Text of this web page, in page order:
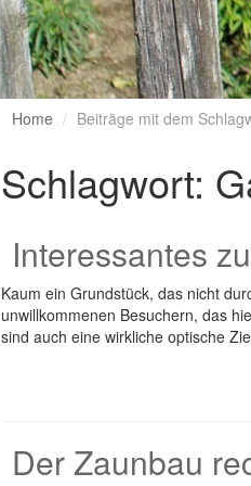
Home Beiträge mit dem
Schlagwort:
Interessantes
Kaum ein Grundstück, das nicht
unwillkommenen Besuchern, das
sind auch eine wirkliche optische
Der Zaunbau